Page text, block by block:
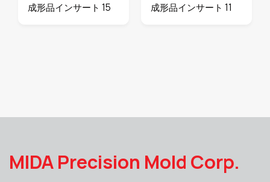
成形品インサート 15 成形品インサート 11
MIDA Precision Mold Corp.